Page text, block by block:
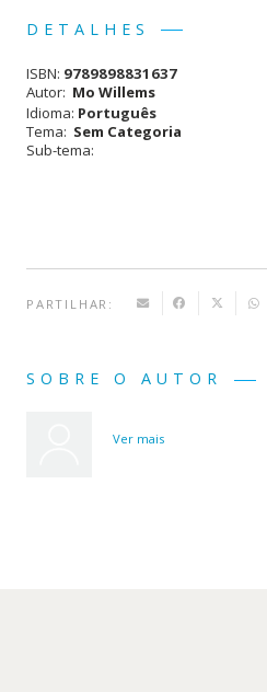
10,49 €.
um
Cãozinho
DETALHES
ISBN: 9789898831637
Autor: Mo Willems
Idioma: Português
Tema: Sem Categoria
Sub-tema:
PARTILHAR:
SOBRE O AUTOR
Ver mais